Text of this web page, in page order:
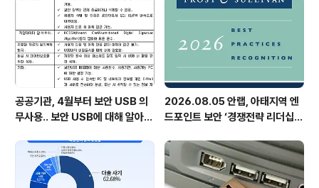
공공기관, 4월부터 보안 USB 의
무사용.. 보안 USB에 대해 알아봅
2026.08.05 안랩, 아태지역 엔
드포인트 보안 ‘경쟁전략 리더십’